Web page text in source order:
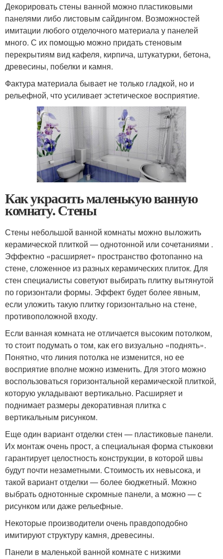
Декорировать стены ванной можно пластиковыми
панелями либо листовым сайдингом. Возможностей
имитации любого отделочного материала у панелей
много. С их помощью можно придать стеновым
перекрытиям вид кафеля, кирпича, штукатурки, бетона,
древесины, побелки и камня.
Фактура материала бывает не только гладкой, но и
рельефной, что усиливает эстетическое восприятие.
Как украсить маленькую ванную
комнату. Стены
Стены небольшой ванной комнаты можно выложить
керамической плиткой — однотонной или сочетаниями .
Эффектно «расширяет» пространство фотопанно на
стене, сложенное из разных керамических плиток. Для
стен специалисты советуют выбирать плитку вытянутой
по горизонтали формы. Эффект будет более явным,
если уложить такую плитку горизонтально на стене,
противоположной входу.
Если ванная комната не отличается высоким потолком,
то стоит подумать о том, как его визуально «поднять».
Понятно, что линия потолка не изменится, но ее
восприятие вполне можно изменить. Для этого можно
воспользоваться горизонтальной керамической плиткой,
которую укладывают вертикально. Расширяет и
поднимает размеры декоративная плитка с
вертикальным рисунком.
Еще один вариант отделки стен — пластиковые панели.
Их монтаж очень прост, а специальная форма стыковки
гарантирует целостность конструкции, в которой швы
будут почти незаметными. Стоимость их невысока, и
такой вариант отделки — более бюджетный. Можно
выбрать однотонные скромные панели, а можно — с
рисунком или даже рельефные.
Некоторые производители очень правдоподобно
имитируют структуру камня, древесины.
Панели в маленькой ванной комнате с низкими